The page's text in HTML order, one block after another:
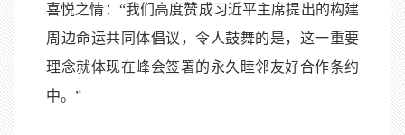
喜悦之情：“我们高度赞成习近平主席提出的构建
周边命运共同体倡议，令人鼓舞的是，这一重要
理念就体现在峰会签署的永久睦邻友好合作条约
中。”